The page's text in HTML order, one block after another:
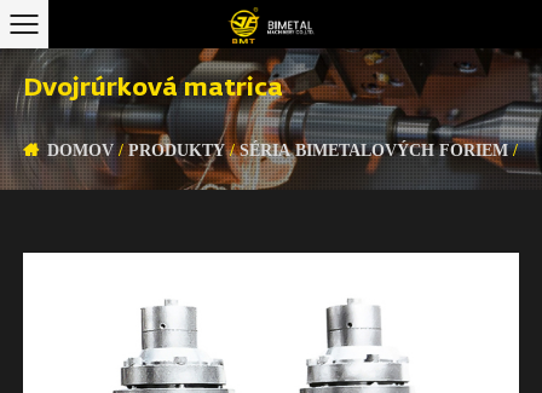
Dvojrúrková matrica
DOMOV /PRODUKTY/SÉRIA BIMETALOVÝCH FORIEM/